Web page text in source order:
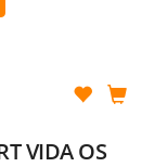
VIDA OS